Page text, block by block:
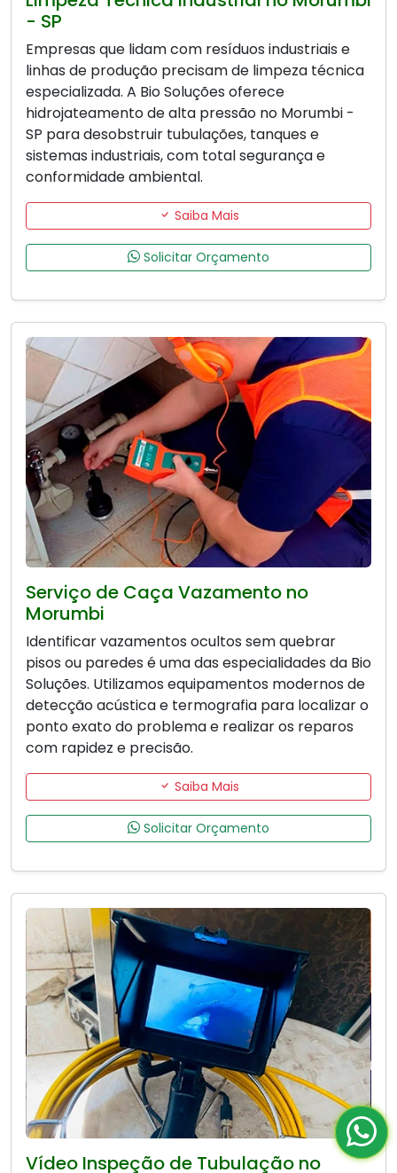
- SP
Empresas que lidam com resíduos industriais e
linhas de produção precisam de limpeza técnica
especializada. A Bio Soluções oferece
hidrojateamento de alta pressão no Morumbi -
SP para desobstruir tubulações, tanques e
sistemas industriais, com total segurança e
conformidade ambiental.
Saiba Mais
Solicitar Orçamento
Serviço de Caça Vazamento no
Morumbi
Identificar vazamentos ocultos sem quebrar
pisos ou paredes é uma das especialidades da Bio
Soluções. Utilizamos equipamentos modernos de
detecção acústica e termografia para localizar o
ponto exato do problema e realizar os reparos
com rapidez e precisão.
Saiba Mais
Solicitar Orçamento
Vídeo Inspeção de Tubulação no